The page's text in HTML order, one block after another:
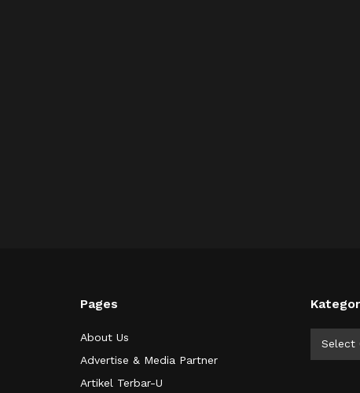
Pages
About Us
Advertise & Media Partner
Artikel Terbar-U
Select